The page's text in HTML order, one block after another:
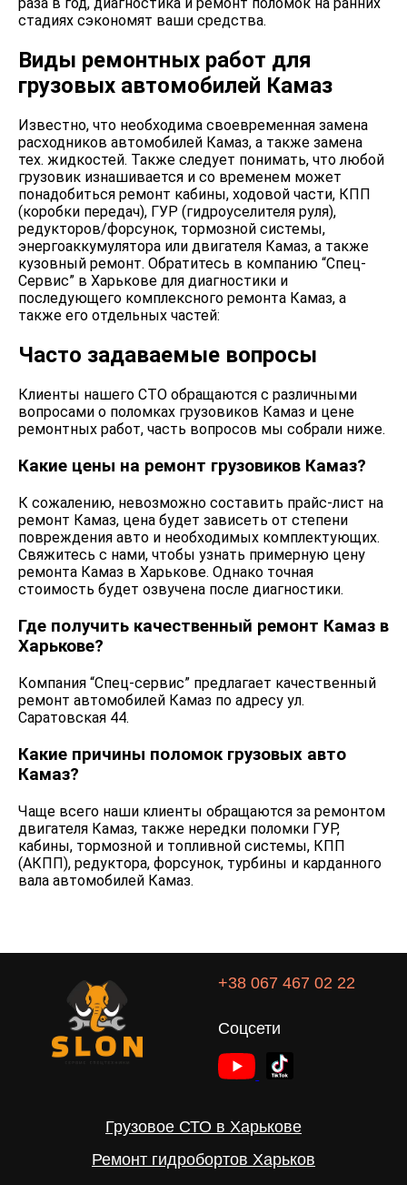
стадиях сэкономят ваши средства.
Виды ремонтных работ для
грузовых автомобилей Камаз
Известно, что необходима своевременная замена
расходников автомобилей Камаз, а также замена
тех. жидкостей. Также следует понимать, что любой
грузовик изнашивается и со временем может
понадобиться ремонт кабины, ходовой части, КПП
(коробки передач), ГУР (гидроуселителя руля),
редукторов/форсунок, тормозной системы,
энергоаккумулятора или двигателя Камаз, а также
кузовный ремонт. Обратитесь в компанию “Спец-
Сервис” в Харькове для диагностики и
последующего комплексного ремонта Камаз, а
также его отдельных частей:
Часто задаваемые вопросы
Клиенты нашего СТО обращаются с различными
вопросами о поломках грузовиков Камаз и цене
ремонтных работ, часть вопросов мы собрали ниже.
Какие цены на ремонт грузовиков Камаз?
К сожалению, невозможно составить прайс-лист на
ремонт Камаз, цена будет зависеть от степени
повреждения авто и необходимых комплектующих.
Свяжитесь с нами, чтобы узнать примерную цену
ремонта Камаз в Харькове. Однако точная
стоимость будет озвучена после диагностики.
Где получить качественный ремонт Камаз в
Харькове?
Компания “Спец-сервис” предлагает качественный
ремонт автомобилей Камаз по адресу ул.
Саратовская 44.
Какие причины поломок грузовых авто
Камаз?
Чаще всего наши клиенты обращаются за ремонтом
двигателя Камаз, также нередки поломки ГУР,
кабины, тормозной и топливной системы, КПП
(АКПП), редуктора, форсунок, турбины и карданного
вала автомобилей Камаз.
+38 067 467 02 22
Соцсети
Грузовое СТО в Харькове
Ремонт гидробортов Харьков